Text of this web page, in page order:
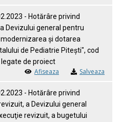
- Hotărâre privind
Devizului general pentru
și dotarea
de Pediatrie Pitești", cod
de proiect
Afiseaza Salveaza
- Hotărâre privind
a Devizului general
revizuit, a bugetului